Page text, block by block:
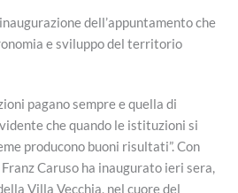
dell’appuntamento che
e sviluppo del territorio
pagano sempre e quella di
che quando le istituzioni si
producono buoni risultati”. Con
Caruso ha inaugurato ieri sera,
Villa Vecchia, nel cuore del